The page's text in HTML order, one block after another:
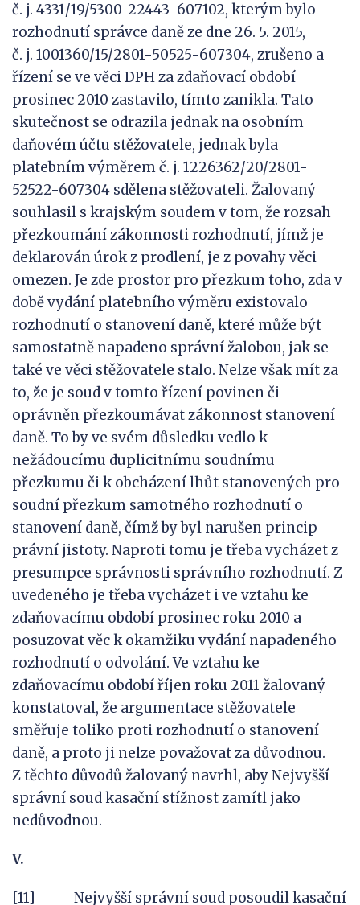
č. j. 4331/19/5300-22443-607102, kterým bylo
rozhodnutí správce daně ze dne 26. 5. 2015,
č. j. 1001360/15/2801-50525-607304, zrušeno a
řízení se ve věci DPH za zdaňovací období
prosinec 2010 zastavilo, tímto zanikla. Tato
skutečnost se odrazila jednak na osobním
daňovém účtu stěžovatele, jednak byla
platebním výměrem č. j. 1226362/20/2801-
52522-607304 sdělena stěžovateli. Žalovaný
souhlasil s krajským soudem v tom, že rozsah
přezkoumání zákonnosti rozhodnutí, jímž je
deklarován úrok z prodlení, je z povahy věci
omezen. Je zde prostor pro přezkum toho, zda v
době vydání platebního výměru existovalo
rozhodnutí o stanovení daně, které může být
samostatně napadeno správní žalobou, jak se
také ve věci stěžovatele stalo. Nelze však mít za
to, že je soud v tomto řízení povinen či
oprávněn přezkoumávat zákonnost stanovení
daně. To by ve svém důsledku vedlo k
nežádoucímu duplicitnímu soudnímu
přezkumu či k obcházení lhůt stanovených pro
soudní přezkum samotného rozhodnutí o
stanovení daně, čímž by byl narušen princip
právní jistoty. Naproti tomu je třeba vycházet z
presumpce správnosti správního rozhodnutí. Z
uvedeného je třeba vycházet i ve vztahu ke
zdaňovacímu období prosinec roku 2010 a
posuzovat věc k okamžiku vydání napadeného
rozhodnutí o odvolání. Ve vztahu ke
zdaňovacímu období říjen roku 2011 žalovaný
konstatoval, že argumentace stěžovatele
směřuje toliko proti rozhodnutí o stanovení
daně, a proto ji nelze považovat za důvodnou.
Z těchto důvodů žalovaný navrhl, aby Nejvyšší
správní soud kasační stížnost zamítl jako
nedůvodnou.
V.
[11] Nejvyšší správní soud posoudil kasační